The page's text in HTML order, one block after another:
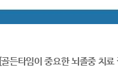
[골든타임이 중요한 뇌졸중 치료